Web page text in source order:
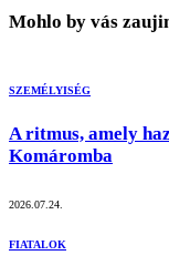
Mohlo by vás
SZEMÉLYISÉG
A ritmus, amely
Komáromba
2026.07.24.
FIATALOK